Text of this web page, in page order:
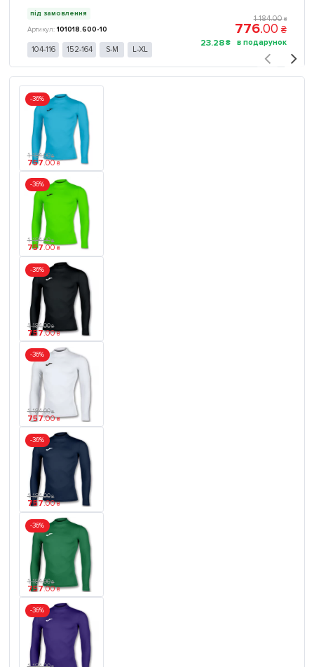
під замовлення
101018.600-10
104-116 152-164 S-M L-XL
1 184.00 ₴
776.00 ₴
23.28₴
-36%
1 184.00 ₴
757.00 ₴
-36%
1 184.00 ₴
757.00 ₴
-36%
1 184.00 ₴
757.00 ₴
-36%
1 184.00 ₴
757.00 ₴
-36%
1 184.00 ₴
757.00 ₴
-36%
1 184.00 ₴
757.00 ₴
-36%